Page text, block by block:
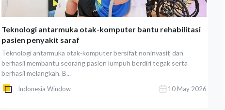
Teknologi antarmuka otak-komputer bantu rehabilitasi
pasien penyakit saraf
Teknologi antarmuka otak-komputer bersifat noninvasif, dan
berhasil membantu seorang pasien lumpuh berdiri tegak serta
berhasil melangkah. B...
Indonesia Window 10 May 2026